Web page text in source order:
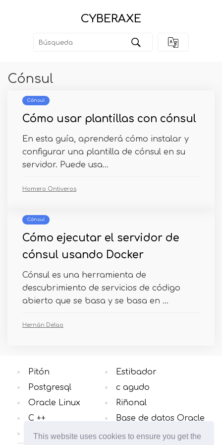
This website uses cookies to ensure you get the
CYBERAXE
Cónsul
Cónsul
Cómo usar plantillas con cónsul
En esta guía, aprenderá cómo instalar y
configurar una plantilla de cónsul en su
servidor. Puede usa...
Homero Ontiveros
Cónsul
Cómo ejecutar el servidor de
cónsul usando Docker
Cónsul es una herramienta de
descubrimiento de servicios de código
abierto que se basa y se basa en ...
Hernán Delao
Pitón
Postgresql
Oracle Linux
C ++
OS de Windows
Estibador
c agudo
Riñonal
Base de datos Oracle
Todas las categorias